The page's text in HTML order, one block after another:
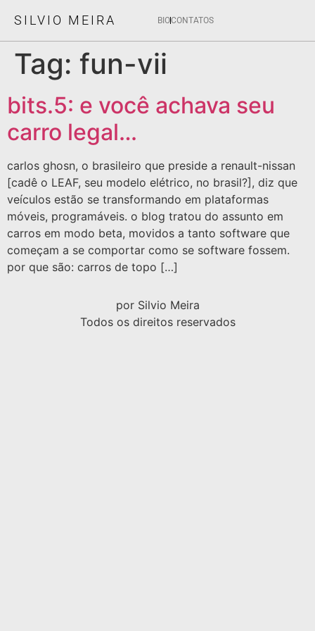
SILVIO MEIRA BIOCONTATOS
Tag: fun-vii
bits.5: e você achava seu
carro legal…
carlos ghosn, o brasileiro que preside a renault-nissan
[cadê o LEAF, seu modelo elétrico, no brasil?], diz que
veículos estão se transformando em plataformas
móveis, programáveis. o blog tratou do assunto em
carros em modo beta, movidos a tanto software que
começam a se comportar como se software fossem.
por que são: carros de topo […]
por Silvio Meira
Todos os direitos reservados